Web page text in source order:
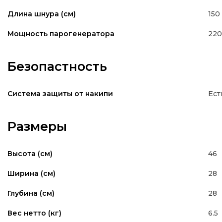
Длина шнура (см) 150
Мощность парогенератора
Безопастность
Система защиты от накипи
Размеры
Высота (см) 46
Ширина (см) 28
Глубина (см) 28
Вес нетто (кг) 6.5